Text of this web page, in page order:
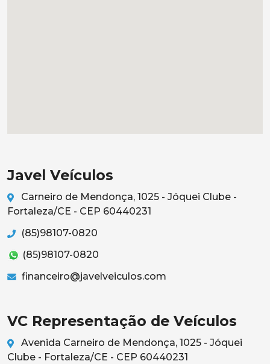
Javel Veículos
Carneiro de Mendonça, 1025 - Jóquei Clube -
Fortaleza/CE - CEP 60440231
(85)98107-0820
(85)98107-0820
financeiro@javelveiculos.com
VC Representação de Veículos
Avenida Carneiro de Mendonça, 1025 - Jóquei
Clube - Fortaleza/CE - CEP 60440231